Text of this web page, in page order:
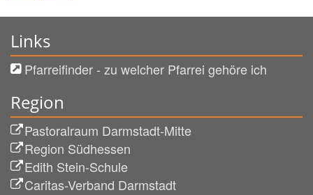
Links
Pfarreifinder - zu welcher Pfarrei gehöre ich
Region
Pastoralraum Darmstadt-Mitte
Region Südhessen
Edith Stein-Schule
Caritas-Verband Darmstadt